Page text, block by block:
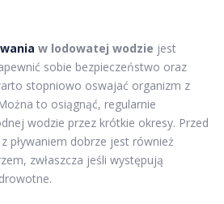
w lodowatej wodzie jest
sobie bezpieczeństwo oraz
stopniowo oswajać organizm z
to osiągnąć, regularnie
wodzie przez krótkie okresy. Przed
pływaniem dobrze jest również
zwłaszcza jeśli występują